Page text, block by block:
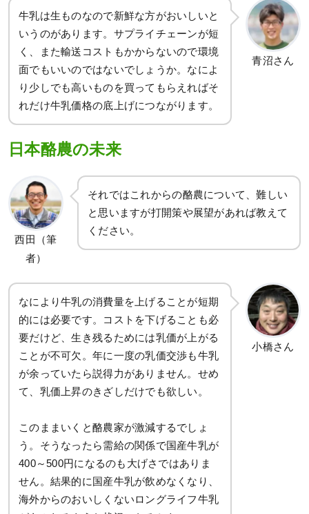
牛乳は生ものなので新鮮な方がおいしいと
いうのがあります。サプライチェーンが短
く、また輸送コストもかからないので環境
面でもいいのではないでしょうか。なによ
り少しでも高いものを買ってもらえればそ
れだけ牛乳価格の底上げにつながります。
青沼さん
日本酪農の未来
西田（筆
者）
それではこれからの酪農について、難しい
と思いますが打開策や展望があれば教えて
ください。
なにより牛乳の消費量を上げることが短期
的には必要です。コストを下げることも必
要だけど、生き残るためには乳価が上がる
ことが不可欠。年に一度の乳価交渉も牛乳
が余っていたら説得力がありません。せめ
て、乳価上昇のきざしだけでも欲しい。
このままいくと酪農家が激減するでしょ
う。そうなったら需給の関係で国産牛乳が
400～500円になるのも大げさではありま
せん。結果的に国産牛乳が飲めなくなり、
海外からのおいしくないロングライフ牛乳
小橋さん